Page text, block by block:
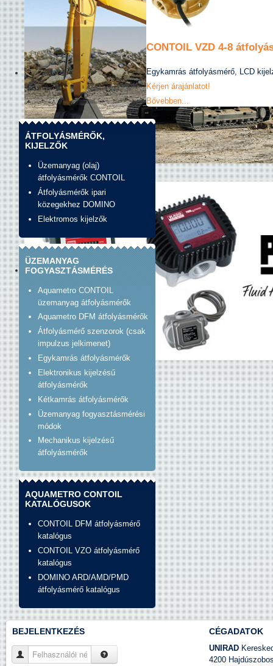
banner_construction.jpg
Banner_unirad_piusi.jpg
CONTOIL VZD 4-8
Egykamrás átfolyásmérő, LCD
Kérjen árajánlatot!
Bővebben...
ÁTFOLYÁSMÉRŐK,
KIJELZŐK
Üzemanyag (olaj)
átfolyásmérők CONTOIL
Átfolyásmérők ipari
közegekhez DOMINO
Elektromos kijelzők
ÜZEMANYAG
FOGYASZTÁSMÉRÉS
Aquametro CONTOIL
üzemanyag átfolyásmérők
Aquametro DFM átfolyásmérők
Átfolyásmérő szenzorok (csak
impulzus jelkimenet)
Egykamrás átfolyásmérők
Elektronikus kijelzésű
átfolyásmérők
Kétkamrás átfolyásmérők
Üzemanyag fogyasztásmérési
módok
Mechanikus kijelzésű
átfolyásmérők
AQUAMETRO CONTOIL
KATALÓGUSOK
CONTOIL DFM átfolyásmérő
katalógus
CONTOIL VZO átfolyásmérő
katalógus
DOMINO ARD/AMD/PMD
átfolyásmérő katalógus
BEJELENTKEZÉS
Felhasználói név
CÉGADATOK
UNIRAD
4200